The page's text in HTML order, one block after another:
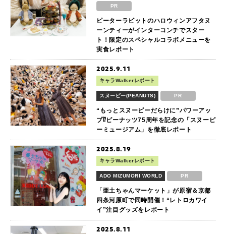
PR
ピーターラビットのハロウィンアフタヌ
ーンティーがインターコンチでスター
ト！限定のスペシャルコラボメニューを
実食レポート
2025.9.11
キャラWalkerレポート
スヌーピー(PEANUTS) PR
“もっとスヌーピーだらけに”パワーアッ
プ⁉ピーナッツ75周年を記念の「スヌーピ
ーミュージアム」を徹底レポート
2025.8.19
キャラWalkerレポート
ADO MIZUMORI WORLD PR
「亜土ちゃんマーケット」が原宿＆京都
四条河原町で同時開催！“レトロカワイ
イ”注目グッズをレポート
2025.8.11